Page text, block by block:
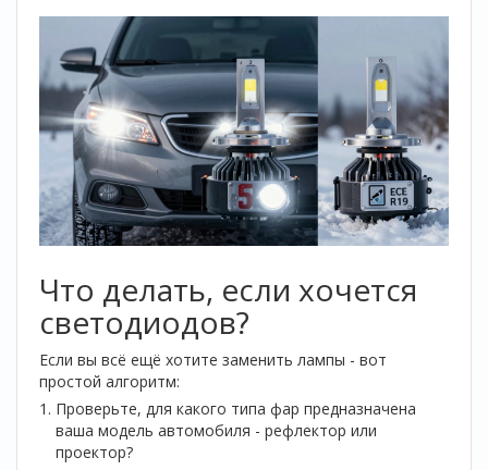
Что делать, если хочется
светодиодов?
Если вы всё ещё хотите заменить лампы - вот
простой алгоритм:
Проверьте, для какого типа фар предназначена
ваша модель автомобиля - рефлектор или
проектор?